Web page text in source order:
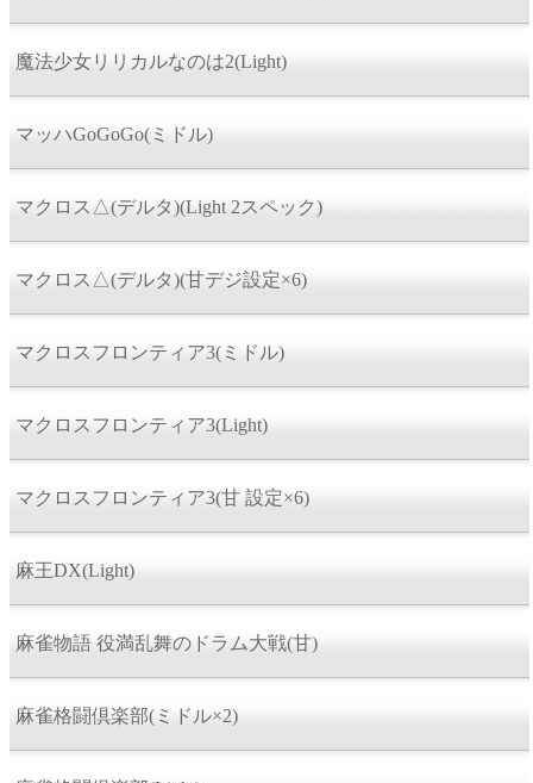
魔法少女リリカルなのは2(Light)
マッハGoGoGo(ミドル)
マクロス△(デルタ)(Light 2スペック)
マクロス△(デルタ)(甘デジ設定×6)
マクロスフロンティア3(ミドル)
マクロスフロンティア3(Light)
マクロスフロンティア3(甘 設定×6)
麻王DX(Light)
麻雀物語 役満乱舞のドラム大戦(甘)
麻雀格闘倶楽部(ミドル×2)